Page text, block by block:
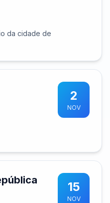
da cidade de
2
NOV
15
NOV